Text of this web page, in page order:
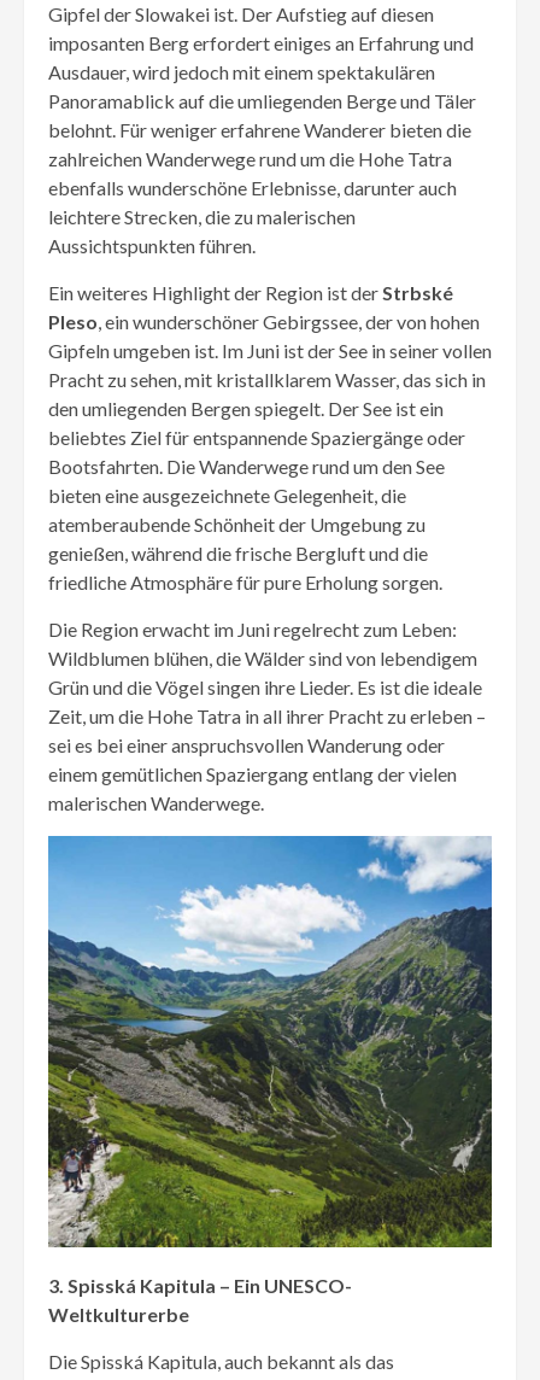
Gipfel der Slowakei ist. Der Aufstieg auf diesen
imposanten Berg erfordert einiges an Erfahrung und
Ausdauer, wird jedoch mit einem spektakulären
Panoramablick auf die umliegenden Berge und Täler
belohnt. Für weniger erfahrene Wanderer bieten die
zahlreichen Wanderwege rund um die Hohe Tatra
ebenfalls wunderschöne Erlebnisse, darunter auch
leichtere Strecken, die zu malerischen
Aussichtspunkten führen.
Ein weiteres Highlight der Region ist derStrbské
Pleso, ein wunderschöner Gebirgssee, der von hohen
Gipfeln umgeben ist. Im Juni ist der See in seiner vollen
Pracht zu sehen, mit kristallklarem Wasser, das sich in
den umliegenden Bergen spiegelt. Der See ist ein
beliebtes Ziel für entspannende Spaziergänge oder
Bootsfahrten. Die Wanderwege rund um den See
bieten eine ausgezeichnete Gelegenheit, die
atemberaubende Schönheit der Umgebung zu
genießen, während die frische Bergluft und die
friedliche Atmosphäre für pure Erholung sorgen.
Die Region erwacht im Juni regelrecht zum Leben:
Wildblumen blühen, die Wälder sind von lebendigem
Grün und die Vögel singen ihre Lieder. Es ist die ideale
Zeit, um die Hohe Tatra in all ihrer Pracht zu erleben –
sei es bei einer anspruchsvollen Wanderung oder
einem gemütlichen Spaziergang entlang der vielen
malerischen Wanderwege.
3. Spisská Kapitula – Ein UNESCO-
Weltkulturerbe
Die Spisská Kapitula, auch bekannt als das